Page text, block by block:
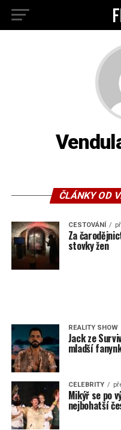
ČLÁNKY OD
CESTOVÁNÍ
Za
stovky žen
REALITY SHOW
Jack ze
mladší
CELEBRITY
Mikýř se po
nejbohatší